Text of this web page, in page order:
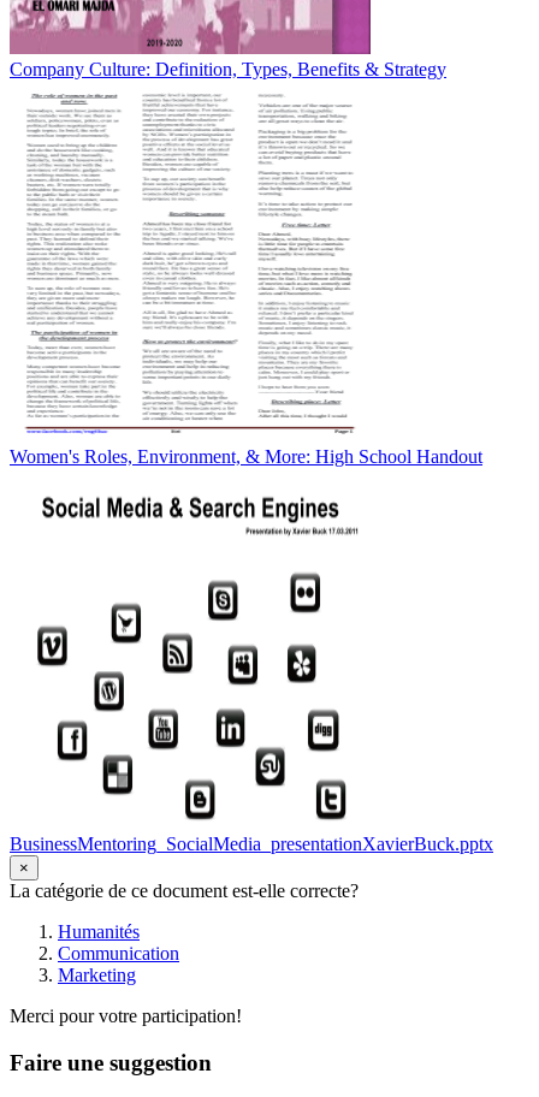
Company Culture: Definition, Types, Benefits & Strategy
Women's Roles, Environment, & More: High School Handout
BusinessMentoring_SocialMedia_presentationXavierBuck.pptx
×
La catégorie de ce document est-elle correcte?
Humanités
Communication
Marketing
Merci pour votre participation!
Faire une suggestion